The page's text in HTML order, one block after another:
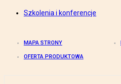
Szkolenia i konferencje
MAPA STRONY
OFERTA PRODUKTOWA